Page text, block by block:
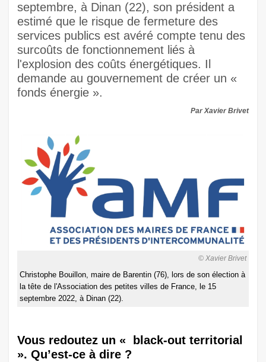
septembre, à Dinan (22), son président a
estimé que le risque de fermeture des
services publics est avéré compte tenu des
surcoûts de fonctionnement liés à
l'explosion des coûts énergétiques. Il
demande au gouvernement de créer un «
fonds énergie ».
Par Xavier Brivet
© Xavier Brivet
Christophe Bouillon, maire de Barentin (76), lors de son élection à
la tête de l'Association des petites villes de France, le 15
septembre 2022, à Dinan (22).
Vous redoutez un « black-out territorial
». Qu’est-ce à dire ?